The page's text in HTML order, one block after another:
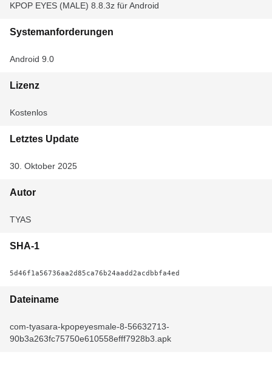
KPOP EYES (MALE) 8.8.3z für Android
Systemanforderungen
Android 9.0
Lizenz
Kostenlos
Letztes Update
30. Oktober 2025
Autor
TYAS
SHA-1
5d46f1a56736aa2d85ca76b24aadd2acdbbfa4ed
Dateiname
com-tyasara-kpopeyesmale-8-56632713-
90b3a263fc75750e610558efff7928b3.apk